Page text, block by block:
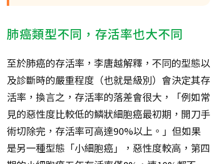
肺癌類型不同，存活率也大不同
至於肺癌的存活率，李唐越解釋，不同的型態以
及診斷時的嚴重程度（也就是級別）會決定其存
活率，換言之，存活率的落差會很大，「例如常
見的惡性度比較低的鱗狀細胞癌最初期，開刀手
術切除完，存活率可高達90%以上。」但如果
是另一種型態「小細胞癌」，惡性度較高，第四